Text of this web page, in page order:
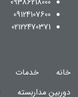
09124107600
02122470371
خانه خدمات
دوربین مداربسته